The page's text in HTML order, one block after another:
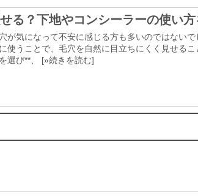
る？下地やコンシーラーの使い
が気になって不安に感じる方も多いのではない
使うことで、毛穴を自然に目立ちにくく見せる
選び**、 [»続きを読む]